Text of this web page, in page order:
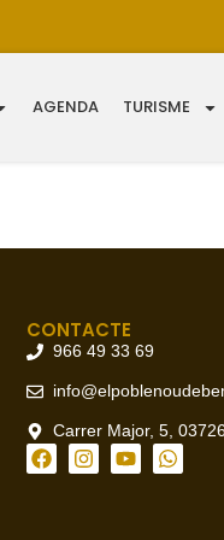
AGENDA TURISME
CONTACTE
966 49 33 69
Carrer Major, 5,